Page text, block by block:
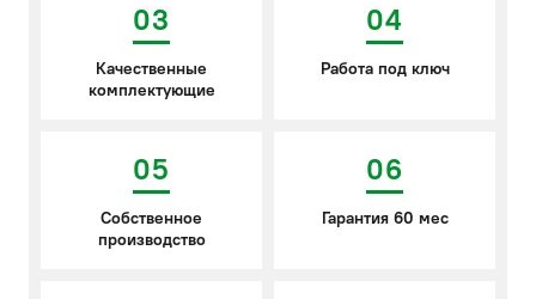
03
Качественные
комплектующие
04
Работа под ключ
05
Собственное
производство
06
Гарантия 60 мес